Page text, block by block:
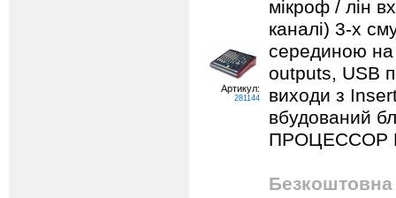
Артикул:
281144
мікроф / лін
каналі) 3-х
серединою на
outputs, USB
виходи з
вбудований
ПРОЦЕССОР
Безкоштовна